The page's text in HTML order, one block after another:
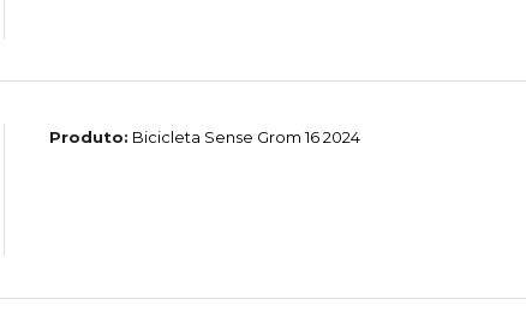
Produto: Bicicleta Sense Grom 16 2024